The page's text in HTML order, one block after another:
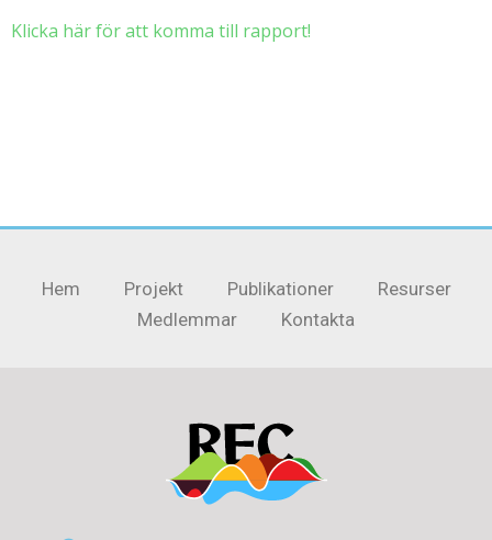
Klicka här för att komma till rapport!
Hem Projekt Publikationer
Resurser
Medlemmar
Kontakta